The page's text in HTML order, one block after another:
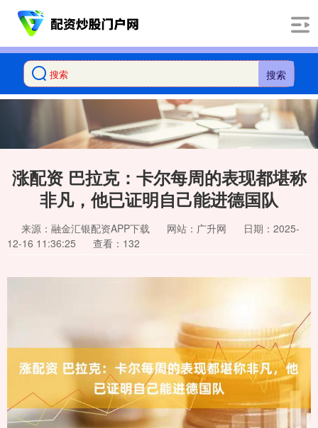
搜索
涨配资 巴拉克：卡尔每周的表现都堪称
非凡，他已证明自己能进德国队
来源：融金汇银配资APP下载 网站：广升网
日期：2025-
12-16 11:36:25
查看：132